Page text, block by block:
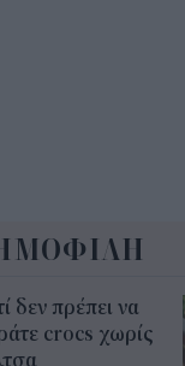
δεν πρέπει να
crocs χωρίς